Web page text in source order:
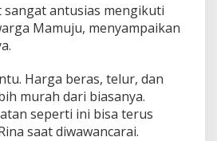
antusias mengikuti
Mamuju, menyampaikan
Harga beras, telur, dan
murah dari biasanya.
seperti ini bisa terus
saat diwawancarai.